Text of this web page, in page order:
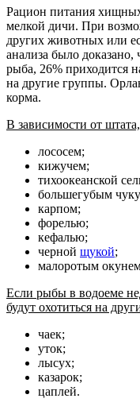
Рацион питания
мелкой дичи. При
других животных или
анализа было
рыба, 26% приходится
на другие группы.
корма.
В зависимости от
лососем;
кижучем;
тихоокеанской
большегубым
карпом;
форелью;
кефалью;
черной щукой;
малоротым
Если рыбы в водоеме
будут охотиться на
чаек;
уток;
лысух;
казарок;
цаплей.